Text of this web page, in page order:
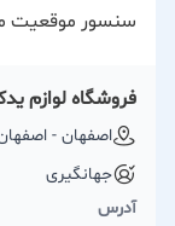
سنسور موقعیت میل
فروشگاه لوازم
اصفهان -
جهانگیری
آدرس